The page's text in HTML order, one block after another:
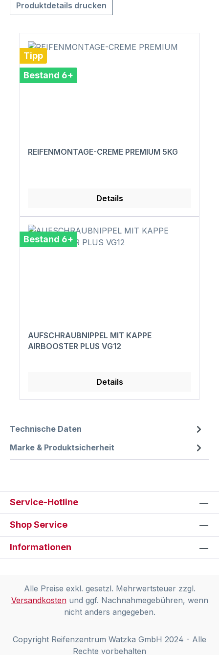
Produktdetails drucken
Tipp
Bestand 6+
REIFENMONTAGE-CREME PREMIUM 5KG
Details
Bestand 6+
AUFSCHRAUBNIPPEL MIT KAPPE
AIRBOOSTER PLUS VG12
Details
Technische Daten
Marke & Produktsicherheit
Service-Hotline
Shop Service
Informationen
Alle Preise exkl. gesetzl. Mehrwertsteuer zzgl.
Versandkostenund ggf. Nachnahmegebühren, wenn
nicht anders angegeben.
Copyright Reifenzentrum Watzka GmbH 2024 - Alle
Rechte vorbehalten